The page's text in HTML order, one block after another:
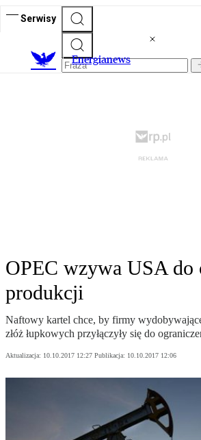
Serwisy
Energianews
OPEC wzywa USA do
produkcji
Naftowy kartel chce, by firmy
złóż łupkowych przyłączyły się do
Aktualizacja: 10.10.2017 12:27 Publikacja: 10.10.2017 12:06